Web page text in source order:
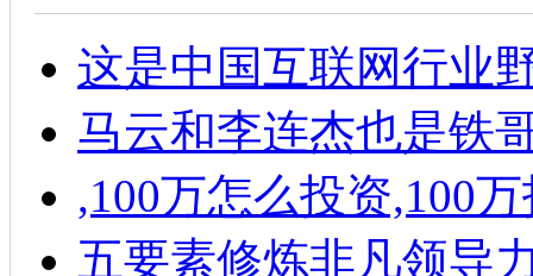
这是中国互联网行业
马云和李连杰也是铁
,100万怎么投资,100
五要素修炼非凡领导